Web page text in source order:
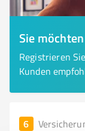
Sie
Registrieren
Kunden
6